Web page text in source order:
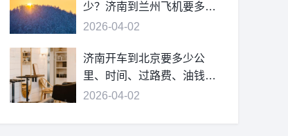
少？济南到兰州飞机要多
久？
2026-04-02
济南开车到北京要多少公
里、时间、过路费、油钱？
济南到北京多少公里？
2026-04-02